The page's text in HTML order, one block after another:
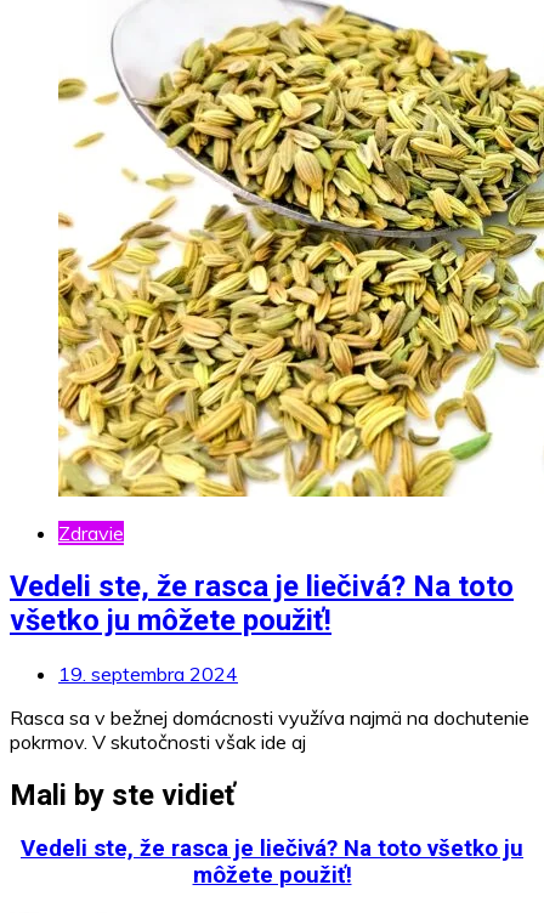
Zdravie
Vedeli ste, že rasca je liečivá? Na toto
všetko ju môžete použiť!
19. septembra 2024
Rasca sa v bežnej domácnosti využíva najmä na dochutenie
pokrmov. V skutočnosti však ide aj
Mali by ste vidieť
Vedeli ste, že rasca je liečivá? Na toto všetko ju
môžete použiť!